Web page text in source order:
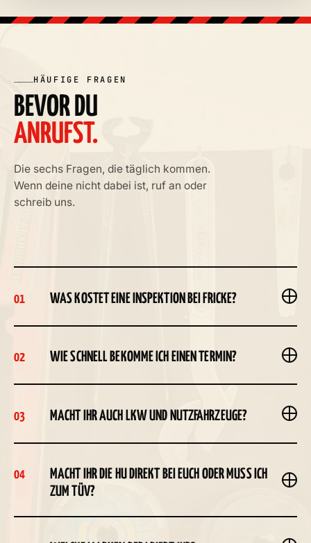
HÄUFIGE FRAGEN
BEVOR DU
ANRUFST.
Die sechs Fragen, die täglich kommen.
Wenn deine nicht dabei ist, ruf an oder
schreib uns.
FLORIAN · MECHATRONIKER · LKW
01 WAS KOSTET EINE INSPEKTION BEI FRICKE?
02 WIE SCHNELL BEKOMME ICH EINEN TERMIN?
03 MACHT IHR AUCH LKW UND NUTZFAHRZEUGE?
04
MACHT IHR DIE HU DIREKT BEI EUCH ODER MUSS ICH
ZUM TÜV?